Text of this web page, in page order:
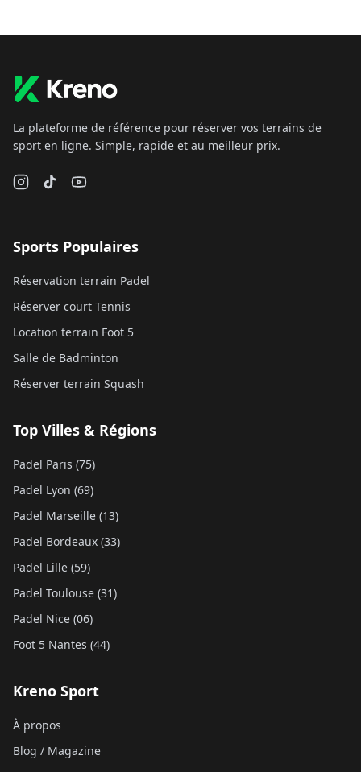
La plateforme de référence pour réserver vos terrains de
sport en ligne. Simple, rapide et au meilleur prix.
Sports Populaires
Réservation terrain Padel
Réserver court Tennis
Location terrain Foot 5
Salle de Badminton
Réserver terrain Squash
Top Villes & Régions
Padel Paris (75)
Padel Lyon (69)
Padel Marseille (13)
Padel Bordeaux (33)
Padel Lille (59)
Padel Toulouse (31)
Padel Nice (06)
Foot 5 Nantes (44)
Kreno Sport
À propos
Blog / Magazine